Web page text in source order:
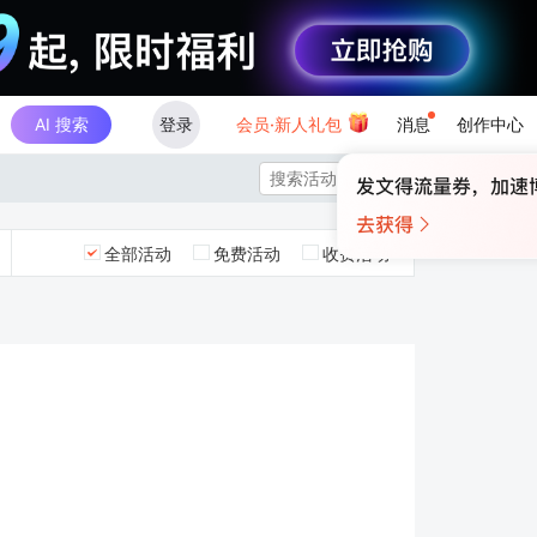
AI 搜索 登录 会员·新人礼包 消息 创作中心

全部活动 免费活动 收费活动